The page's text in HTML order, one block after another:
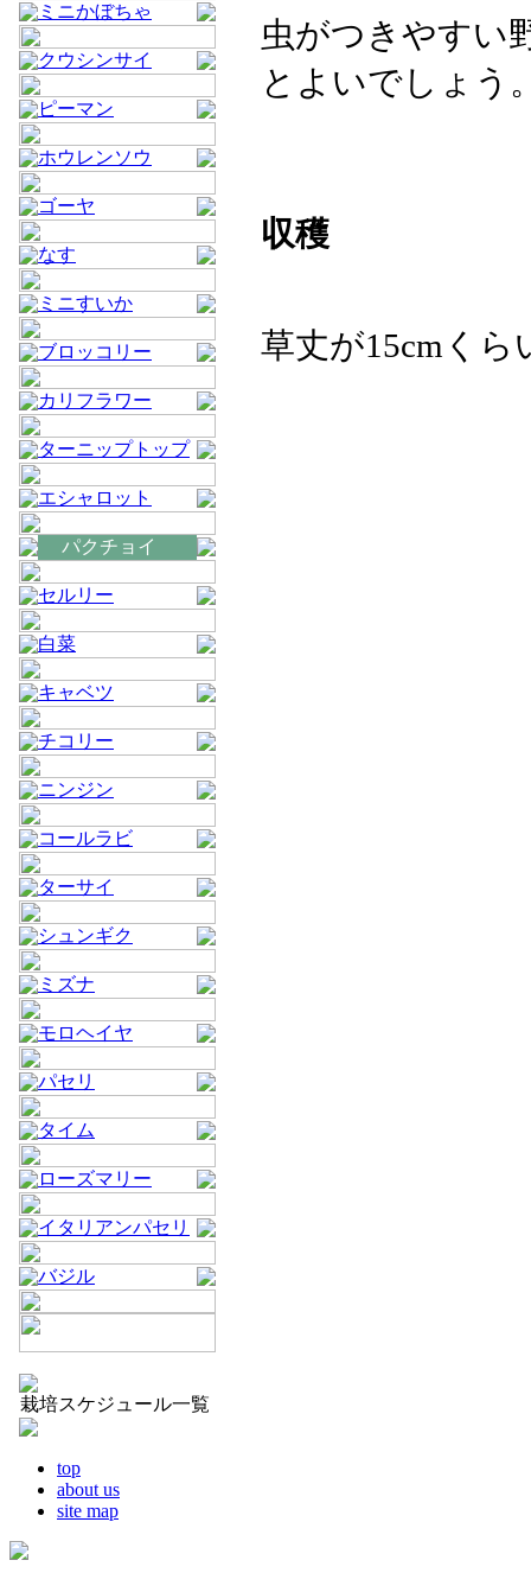
ミニかぼちゃ
クウシンサイ
ピーマン
ホウレンソウ
ゴーヤ
なす
ミニすいか
ブロッコリー
カリフラワー
ターニップトップ
エシャロット
パクチョイ
セルリー
白菜
キャベツ
チコリー
ニンジン
コールラビ
ターサイ
シュンギク
ミズナ
モロヘイヤ
パセリ
タイム
ローズマリー
イタリアンパセリ
バジル
栽培スケジュール一覧
虫がつきやすい
とよいでしょう
収穫
草丈が15cmく
top
about us
site map